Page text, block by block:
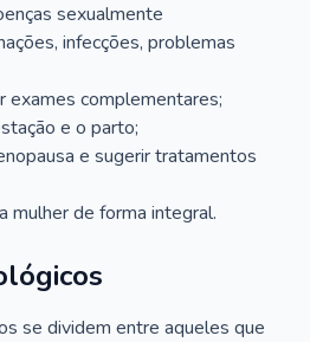
sexualmente
infecções, problemas
exames complementares;
e o parto;
e sugerir tratamentos
mulher de forma integral.
se dividem entre aqueles que